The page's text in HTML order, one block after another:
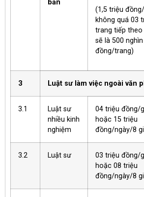
bản
(1,5 triệu
không quá 03
trang tiếp theo
sẽ là 500 nghìn
đồng/trang)
3 Luật sư làm việc ngoài văn
3.1
Luật sư
nhiều kinh
nghiệm
04 triệu đồng/
hoặc 15 triệu
đồng/ngày/8
3.2 Luật sư
03 triệu đồng/
hoặc 08 triệu
đồng/ngày/8